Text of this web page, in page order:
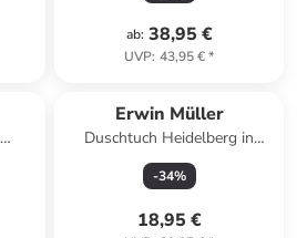
ab: 38,95 €
UVP: 43,95 €*
Erwin Müller
Duschtuch Heidelberg in
hellblau
-34%
18,95 €